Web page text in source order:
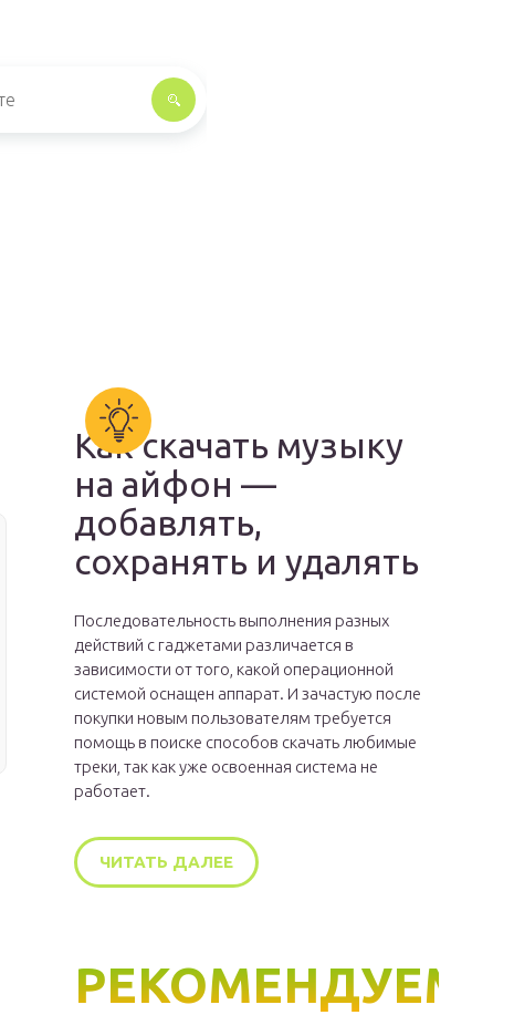
Как скачать музыку
на айфон —
добавлять,
сохранять и удалять
Последовательность выполнения разных
действий с гаджетами различается в
зависимости от того, какой операционной
системой оснащен аппарат. И зачастую после
покупки новым пользователям требуется
помощь в поиске способов скачать любимые
треки, так как уже освоенная система не
работает.
ЧИТАТЬ ДАЛЕЕ
РЕКОМЕНДУЕМ